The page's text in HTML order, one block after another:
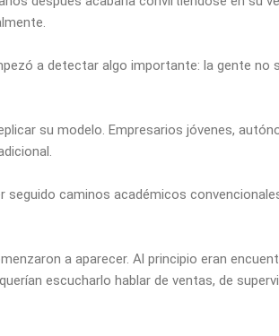
a detectar algo importante: la gente
su modelo. Empresarios jóvenes,
seguido caminos académicos
a aparecer. Al principio eran
escucharlo hablar de ventas, de